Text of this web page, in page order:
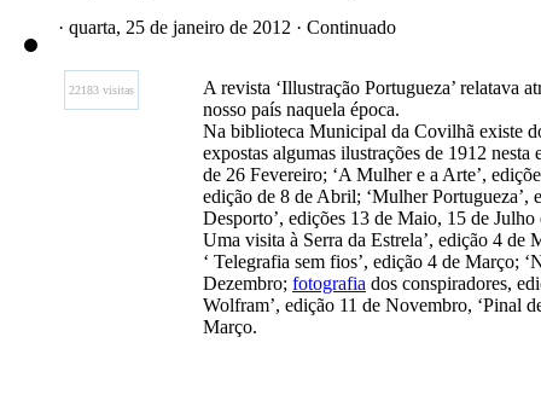
· quarta, 25 de janeiro de 2012 · Continuado
22183 visitas
A revista ‘Illustração Portugueza’ relatava
nosso país naquela época.
Na biblioteca Municipal da Covilhã existe
expostas algumas ilustrações de 1912 nesta
de 26 Fevereiro; ‘A Mulher e a Arte’,
edição de 8 de Abril; ‘Mulher Portugueza’,
Desporto’, edições 13 de Maio, 15 de Julho
Uma visita à Serra da Estrela’, edição 4 de
‘ Telegrafia sem fios’, edição 4 de Março;
Dezembro; fotografia dos conspiradores,
Wolfram’, edição 11 de Novembro, ‘Pinal
Março.